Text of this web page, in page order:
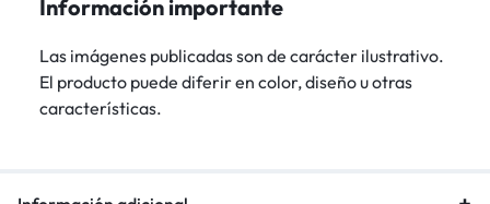
Información importante
Las imágenes publicadas son de carácter ilustrativo.
El producto puede diferir en color, diseño u otras
características.